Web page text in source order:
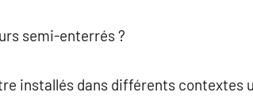
semi-enterrés ?
installés dans différents contextes